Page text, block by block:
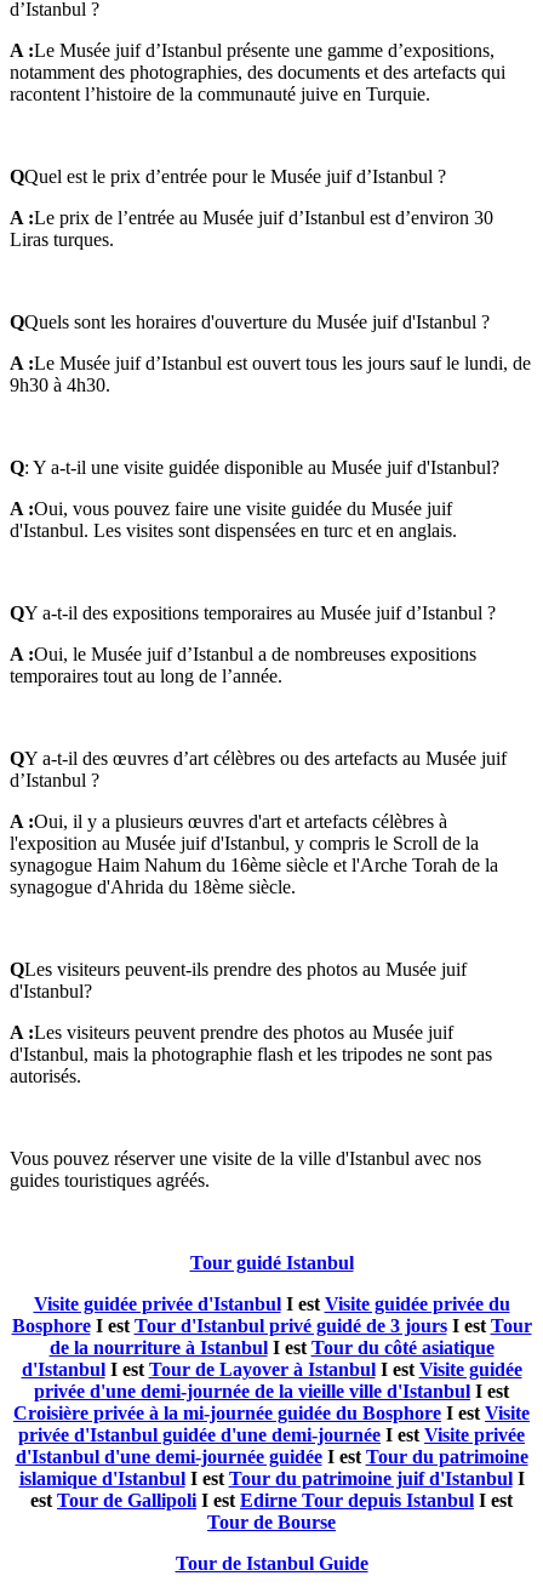
d’Istanbul ?
A :Le Musée juif d’Istanbul présente une gamme d’expositions,
notamment des photographies, des documents et des artefacts qui
racontent l’histoire de la communauté juive en Turquie.
QQuel est le prix d’entrée pour le Musée juif d’Istanbul ?
A :Le prix de l’entrée au Musée juif d’Istanbul est d’environ 30
Liras turques.
QQuels sont les horaires d'ouverture du Musée juif d'Istanbul ?
A :Le Musée juif d’Istanbul est ouvert tous les jours sauf le lundi, de
9h30 à 4h30.
Q: Y a-t-il une visite guidée disponible au Musée juif d'Istanbul?
A :Oui, vous pouvez faire une visite guidée du Musée juif
d'Istanbul. Les visites sont dispensées en turc et en anglais.
QY a-t-il des expositions temporaires au Musée juif d’Istanbul ?
A :Oui, le Musée juif d’Istanbul a de nombreuses expositions
temporaires tout au long de l’année.
QY a-t-il des œuvres d’art célèbres ou des artefacts au Musée juif
d’Istanbul ?
A :Oui, il y a plusieurs œuvres d'art et artefacts célèbres à
l'exposition au Musée juif d'Istanbul, y compris le Scroll de la
synagogue Haim Nahum du 16ème siècle et l'Arche Torah de la
synagogue d'Ahrida du 18ème siècle.
QLes visiteurs peuvent-ils prendre des photos au Musée juif
d'Istanbul?
A :Les visiteurs peuvent prendre des photos au Musée juif
d'Istanbul, mais la photographie flash et les tripodes ne sont pas
autorisés.
Vous pouvez réserver une visite de la ville d'Istanbul avec nos
guides touristiques agréés.
Tour guidé Istanbul
Visite guidée privée d'IstanbulI est Visite guidée privée du
BosphoreI est Tour d'Istanbul privé guidé de 3 joursI est Tour
de la nourriture à IstanbulI est Tour du côté asiatique
d'IstanbulI est Tour de Layover à IstanbulI est Visite guidée
privée d'une demi-journée de la vieille ville d'Istanbul I est
Croisière privée à la mi-journée guidée du Bosphore I est Visite
privée d'Istanbul guidée d'une demi-journée I est Visite privée
d'Istanbul d'une demi-journée guidéeI est Tour du patrimoine
islamique d'IstanbulI est Tour du patrimoine juif d'IstanbulI
est Tour de Gallipoli I est Edirne Tour depuis Istanbul I est
Tour de Bourse
Tour de Istanbul Guide